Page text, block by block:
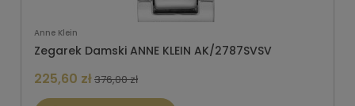
Anne Klein
Zegarek Damski ANNE KLEIN AK/2787SVSV
225,60 zł376,00 zł